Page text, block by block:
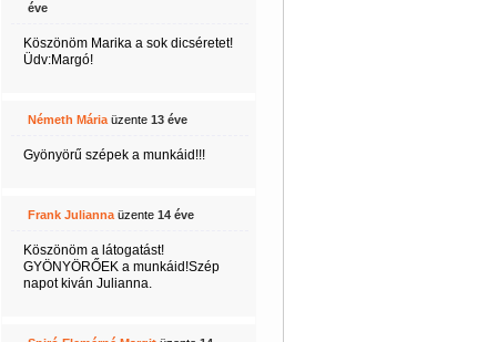
éve
Köszönöm Marika a sok dicséretet!
Üdv:Margó!
Németh Máriaüzente 13 éve
Gyönyörű szépek a munkáid!!!
Frank Juliannaüzente 14 éve
Köszönöm a látogatást!
GYÖNYÖRŐEK a munkáid!Szép
napot kiván Julianna.